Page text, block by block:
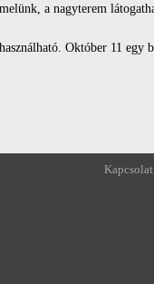
a nagyterem
Október 11
Kapcsolat